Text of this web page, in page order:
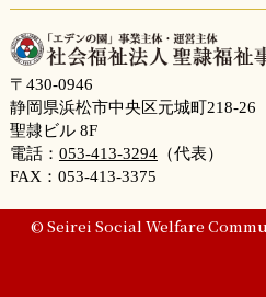
〒430-0946
静岡県浜松市中央区元城町218-26
聖隷ビル 8F
電話： 053-413-3294（代表）
FAX：053-413-3375
© Seirei Social Welfare